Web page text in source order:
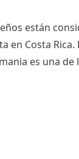
están
en Costa
es una